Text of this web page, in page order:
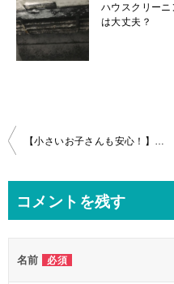
ハウスクリー
は大丈夫？
投
ビ
ー
コメントを残す
名前 必須